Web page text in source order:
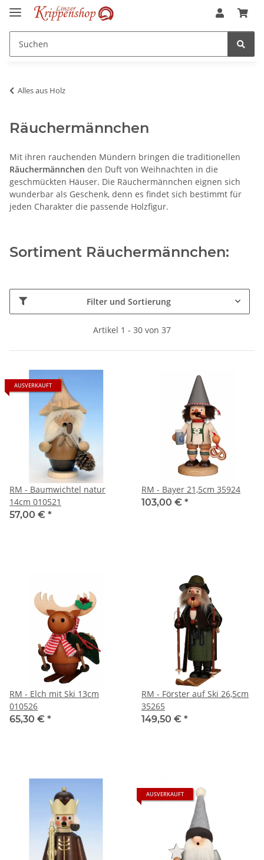
Alles aus Holz
Räuchermännchen
Mit ihren rauchenden Mündern bringen die traditionellen
Räuchermännchen den Duft von Weihnachten in die
geschmückten Häuser. Die Räuchermännchen eignen sich
wunderbar als Geschenk, denn es findet sich bestimmt für
jeden Charakter die passende Holzfigur.
Sortiment Räuchermännchen:
Filter und Sortierung
Artikel 1 - 30 von 37
AUSVERKAUFT
RM - Baumwichtel natur
14cm 010521
57,00 € *
RM - Bayer 21,5cm 35924
103,00 € *
RM - Elch mit Ski 13cm
010526
65,30 € *
RM - Förster auf Ski 26,5cm
35265
149,50 € *
AUSVERKAUFT